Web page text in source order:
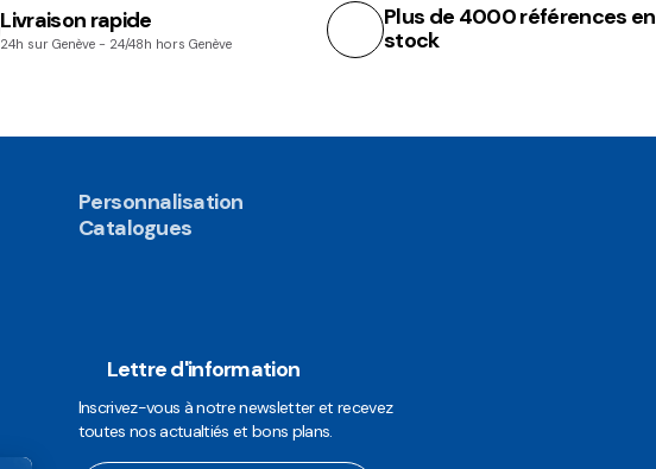
Livraison rapide
24h sur Genève - 24/48h hors Genève
Plus de 4000 références en
stock
Personnalisation
Catalogues
Lettre d'information
Inscrivez-vous à notre newsletter et recevez
toutes nos actualtiés et bons plans.